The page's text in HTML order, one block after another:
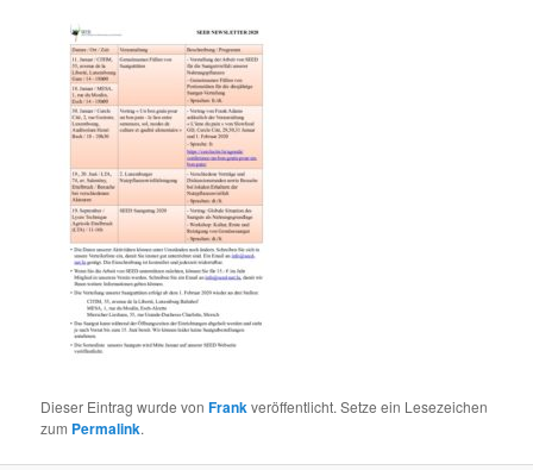
Dieser Eintrag wurde vonFrankveröffentlicht. Setze ein Lesezeichen
zum Permalink.